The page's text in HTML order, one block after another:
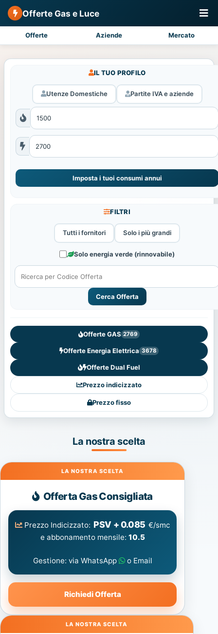
Offerte Gas e Luce
Offerte Aziende Mercato
IL TUO PROFILO
Utenze Domestiche Partite IVA e aziende
Imposta i tuoi consumi annui
FILTRI
Tutti i fornitori Solo i più grandi
Solo energia verde (rinnovabile)
Cerca Offerta
Offerte GAS 2769
Offerte Energia Elettrica 3678
Offerte Dual Fuel
Prezzo indicizzato
Prezzo fisso
La nostra scelta
Gas
Offerta Gas Consigliata
Prezzo Indicizzato: PSV + 0.085 €/smc
e abbonamento mensile: 10.5
Gestione: via WhatsApp o Email
Richiedi Offerta